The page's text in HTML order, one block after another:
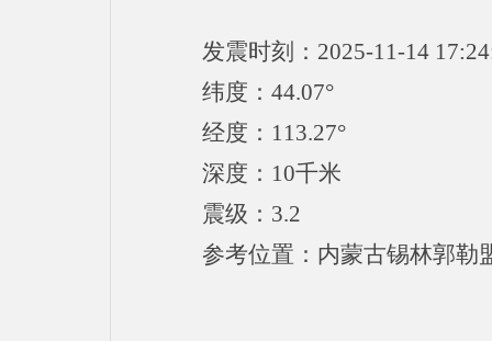
发震时刻：2025-11-14
纬度：44.07°
经度：113.27°
深度：10千米
震级：3.2
参考位置：内蒙古锡林郭勒